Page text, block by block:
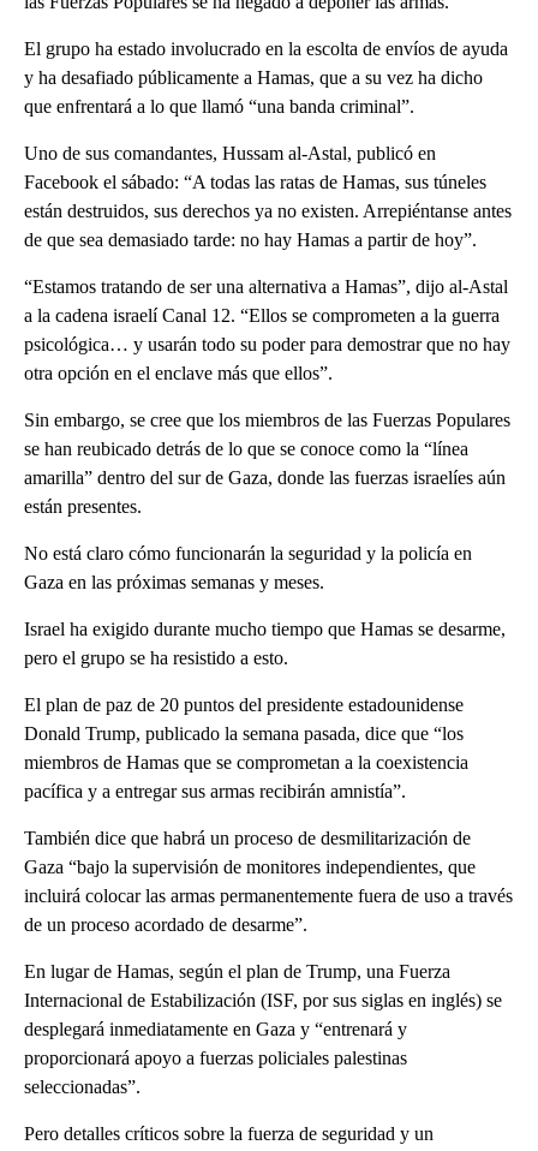
El grupo ha estado involucrado en la escolta de envíos de ayuda
y ha desafiado públicamente a Hamas, que a su vez ha dicho
que enfrentará a lo que llamó “una banda criminal”.
Uno de sus comandantes, Hussam al-Astal, publicó en
Facebook el sábado: “A todas las ratas de Hamas, sus túneles
están destruidos, sus derechos ya no existen. Arrepiéntanse antes
de que sea demasiado tarde: no hay Hamas a partir de hoy”.
“Estamos tratando de ser una alternativa a Hamas”, dijo al-Astal
a la cadena israelí Canal 12. “Ellos se comprometen a la guerra
psicológica… y usarán todo su poder para demostrar que no hay
otra opción en el enclave más que ellos”.
Sin embargo, se cree que los miembros de las Fuerzas Populares
se han reubicado detrás de lo que se conoce como la “línea
amarilla” dentro del sur de Gaza, donde las fuerzas israelíes aún
están presentes.
No está claro cómo funcionarán la seguridad y la policía en
Gaza en las próximas semanas y meses.
Israel ha exigido durante mucho tiempo que Hamas se desarme,
pero el grupo se ha resistido a esto.
El plan de paz de 20 puntos del presidente estadounidense
Donald Trump, publicado la semana pasada, dice que “los
miembros de Hamas que se comprometan a la coexistencia
pacífica y a entregar sus armas recibirán amnistía”.
También dice que habrá un proceso de desmilitarización de
Gaza “bajo la supervisión de monitores independientes, que
incluirá colocar las armas permanentemente fuera de uso a través
de un proceso acordado de desarme”.
En lugar de Hamas, según el plan de Trump, una Fuerza
Internacional de Estabilización (ISF, por sus siglas en inglés) se
desplegará inmediatamente en Gaza y “entrenará y
proporcionará apoyo a fuerzas policiales palestinas
seleccionadas”.
Pero detalles críticos sobre la fuerza de seguridad y un